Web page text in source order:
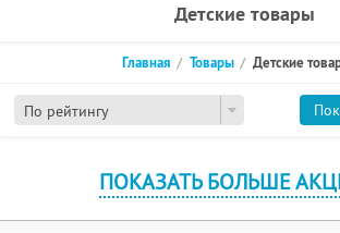
Детские товары
По рейтингу
Главная Товары Детские
ПОКАЗАТЬ БОЛЬШЕ